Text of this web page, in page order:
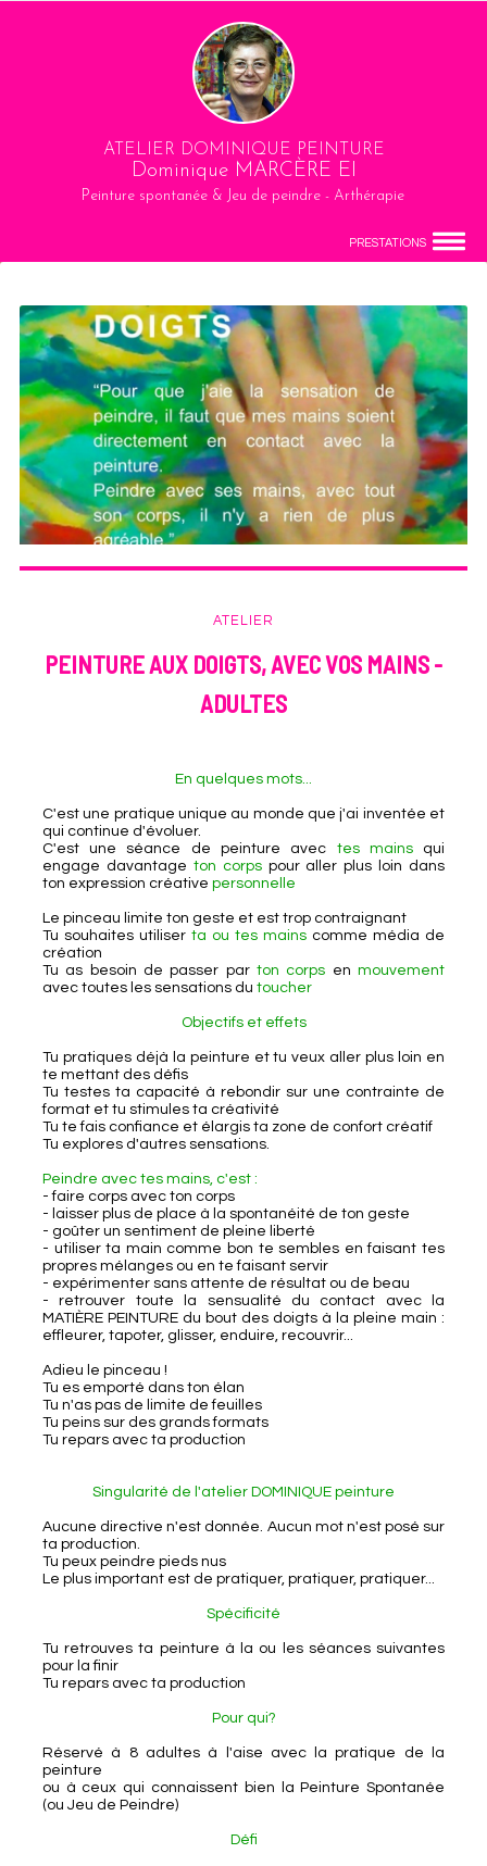
ATELIER DOMINIQUE PEINTURE
Dominique MARCÈRE EI
Peinture spontanée & Jeu de peindre - Arthérapie
PRESTATIONS
ATELIER
PEINTURE AUX DOIGTS, AVEC VOS MAINS -
ADULTES
En quelques mots...
C'est une pratique unique au monde que j'ai inventée et
qui continue d'évoluer.
C'est une séance de peinture avec tes mainsqui
engage davantage ton corpspour aller plus loin dans
ton expression créative personnelle
Le pinceau limite ton geste et est trop contraignant
Tu souhaites utiliser ta ou tes mains comme média de
création
Tu as besoin de passer parton corps enmouvement
avec toutes les sensations du toucher
Objectifs et effets
Tu pratiques déjà la peinture et tu veux aller plus loin en
te mettant des défis
Tu testes ta capacité à rebondir sur une contrainte de
format et tu stimules ta créativité
Tu te fais confiance et élargis ta zone de confort créatif
Tu explores d'autres sensations.
Peindre avec tes mains, c'est :
- faire corps avec ton corps
- laisser plus de place à la spontanéité de ton geste
- goûter un sentiment de pleine liberté
- utiliser ta main comme bon te sembles en faisant tes
propres mélanges ou en te faisant servir
- expérimenter sans attente de résultat ou de beau
- retrouver toute la sensualité du contact avec la
MATIÈRE PEINTURE du bout des doigts à la pleine main :
effleurer, tapoter, glisser, enduire, recouvrir...
Adieu le pinceau !
Tu es emporté dans ton élan
Tu n'as pas de limite de feuilles
Tu peins sur des grands formats
Tu repars avec ta production
Singularité de l'atelier DOMINIQUE peinture
Aucune directive n'est donnée. Aucun mot n'est posé sur
ta production.
Tu peux peindre pieds nus
Le plus important est de pratiquer, pratiquer, pratiquer...
Spécificité
Tu retrouves ta peinture à la ou les séances suivantes
pour la finir
Tu repars avec ta production
Pour qui?
Réservé à 8 adultes à l'aise avec la pratique de la
peinture
ou à ceux qui connaissent bien la Peinture Spontanée
(ou Jeu de Peindre)
Défi